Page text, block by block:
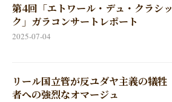
第4回「エトワール・デュ・クラシッ
ク」ガラコンサートレポート
2025-07-04
リール国立管が反ユダヤ主義の犠牲
者への強烈なオマージュ